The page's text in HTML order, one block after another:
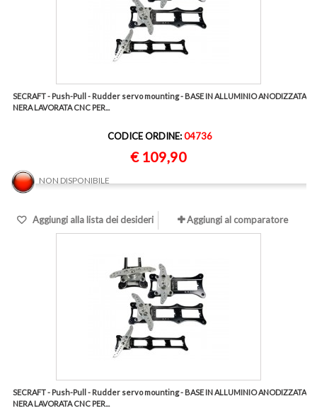
SECRAFT - Push-Pull - Rudder servo mounting - BASE IN ALLUMINIO ANODIZZATA
NERA LAVORATA CNC PER...
CODICE ORDINE:04736
€ 109,90
NON DISPONIBILE
Aggiungi alla lista dei desideri Aggiungi al comparatore
SECRAFT - Push-Pull - Rudder servo mounting - BASE IN ALLUMINIO ANODIZZATA
NERA LAVORATA CNC PER...